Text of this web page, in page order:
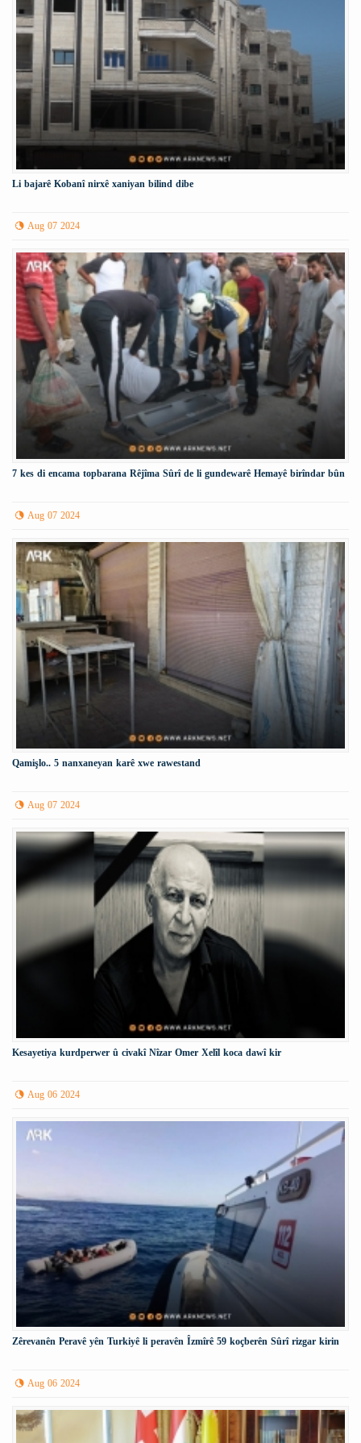
Li bajarê Kobanî nirxê xaniyan bilind dibe
Aug 07 2024
7 kes di encama topbarana Rêjîma Sûrî de li gundewarê Hemayê birîndar bûn
Aug 07 2024
Qamişlo.. 5 nanxaneyan karê xwe rawestand
Aug 07 2024
Kesayetiya kurdperwer û civakî Nîzar Omer Xelîl koca dawî kir
Aug 06 2024
Zêrevanên Peravê yên Turkiyê li peravên Îzmîrê 59 koçberên Sûrî rizgar kirin
Aug 06 2024